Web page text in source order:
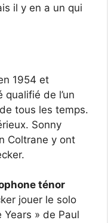
il y en a un qui
1954 et
qualifié de l’un
tous les temps.
Sonny
Coltrane y ont
ténor
jouer le solo
» de Paul